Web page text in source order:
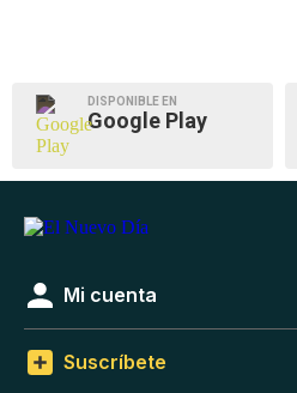
DISPONIBLE EN
Google Play
Mi cuenta
Suscríbete